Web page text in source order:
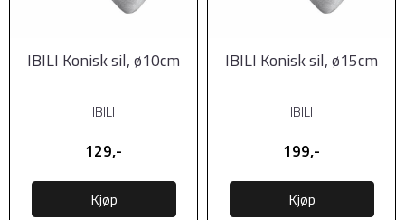
IBILI Konisk sil, ø10cm
IBILI
129,-
Kjøp
IBILI Konisk sil, ø15cm
IBILI
199,-
Kjøp